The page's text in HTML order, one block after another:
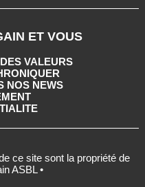
ET VOUS
VALEURS
NOS NEWS
ce site sont la propriété de
ASBL •